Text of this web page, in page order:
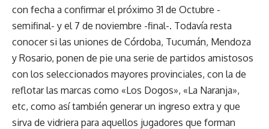
con fecha a confirmar el próximo 31 de Octubre -
semifinal- y el 7 de noviembre -final-. Todavía resta
conocer si las uniones de Córdoba, Tucumán, Mendoza
y Rosario, ponen de pie una serie de partidos amistosos
con los seleccionados mayores provinciales, con la de
reflotar las marcas como «Los Dogos», «La Naranja»,
etc, como así también generar un ingreso extra y que
sirva de vidriera para aquellos jugadores que forman